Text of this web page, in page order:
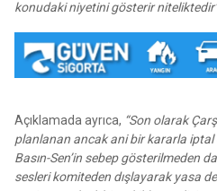
konudaki niyetini gösterir
Açıklamada ayrıca, “Son olarak
planlanan ancak ani bir kararla iptal
Basın-Sen’in sebep gösterilmeden
sesleri komiteden dışlayarak yasa